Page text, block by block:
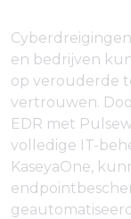
en bedrijven
op verouderde
vertrouwen.
EDR met
volledige IT-
KaseyaOne,